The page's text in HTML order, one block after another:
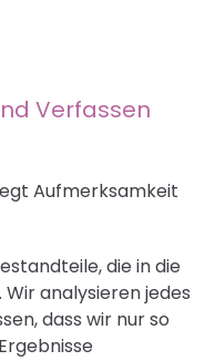
Verfassen
Aufmerksamkeit
die in die
analysieren jedes
dass wir nur so